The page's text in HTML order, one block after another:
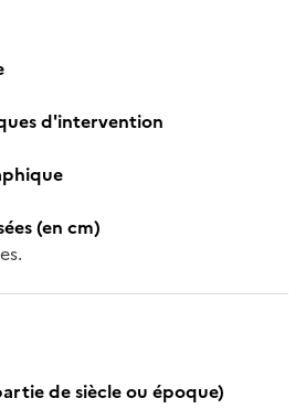
d'intervention
(en cm)
de siècle ou époque)